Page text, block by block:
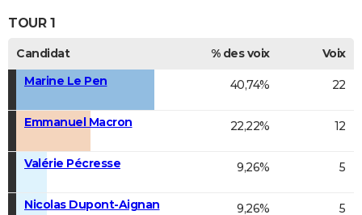
TOUR 1
Candidat % des voix
Voix
Marine Le Pen
40,74% 22
Emmanuel Macron 22,22% 12
Valérie Pécresse 9,26% 5
Nicolas Dupont-Aignan 9,26% 5